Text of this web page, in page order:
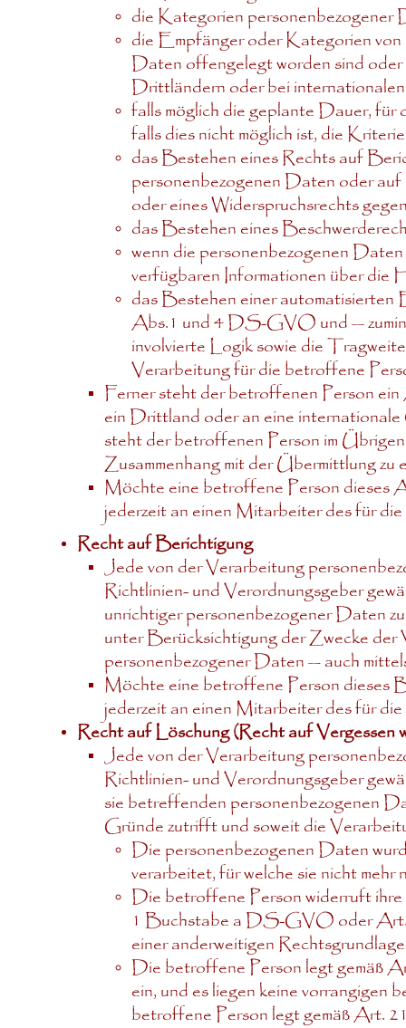
die Kategorien personenbezogener
die Empfänger oder Kategorien
Daten offengelegt worden sind
Drittländern oder bei
falls möglich die geplante Dauer,
falls dies nicht möglich ist, die
das Bestehen eines Rechts auf
personenbezogenen Daten oder
oder eines Widerspruchsrechts
das Bestehen eines
wenn die personenbezogenen
verfügbaren Informationen über die
das Bestehen einer
Abs.1 und 4 DS-GVO und —
involvierte Logik sowie die
Verarbeitung für die betroffene
Ferner steht der betroffenen Person
ein Drittland oder an eine
steht der betroffenen Person im
Zusammenhang mit der Übermittlung zu
Möchte eine betroffene Person dieses
jederzeit an einen Mitarbeiter des für
Recht auf Berichtigung
Jede von der Verarbeitung
Richtlinien- und Verordnungsgeber
unrichtiger personenbezogener Daten
unter Berücksichtigung der Zwecke
personenbezogener Daten — auch
Möchte eine betroffene Person dieses
jederzeit an einen Mitarbeiter des für
Recht auf Löschung (Recht auf Vergessen
Jede von der Verarbeitung
Richtlinien- und Verordnungsgeber
sie betreffenden personenbezogenen
Gründe zutrifft und soweit die
Die personenbezogenen Daten
verarbeitet, für welche sie nicht mehr
Die betroffene Person widerruft
1 Buchstabe a DS-GVO oder
einer anderweitigen
Die betroffene Person legt gemäß
ein, und es liegen keine
betroffene Person legt gemäß Art.